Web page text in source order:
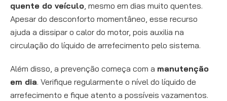
quente do veículo, mesmo em dias muito quentes.
Apesar do desconforto momentâneo, esse recurso
ajuda a dissipar o calor do motor, pois auxilia na
circulação do líquido de arrefecimento pelo sistema.
Além disso, a prevenção começa com a manutenção
em dia. Verifique regularmente o nível do líquido de
arrefecimento e fique atento a possíveis vazamentos.